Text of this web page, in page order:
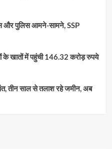
और पुलिस आमने-सामने, SSP
के खातों में पहुंची 146.32 करोड़ रुपये
तीन साल से तलाश रहे जमीन, अब